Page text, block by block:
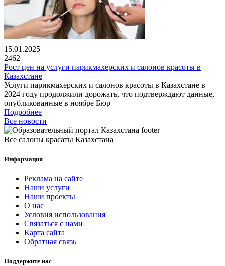
15.01.2025
2462
Рост цен на услуги парикмахерских и салонов красоты в
Казахстане
Услуги парикмахерских и салонов красоты в Казахстане в
2024 году продолжили дорожать, что подтверждают данные,
опубликованные в ноябре Бюр
Подробнее
Все новости
Все салоны красаты Казахстана
Информация
Реклама на сайте
Наши услуги
Наши проекты
О нас
Условия использования
Связаться с нами
Карта сайта
Обратная связь
Поддержите нас